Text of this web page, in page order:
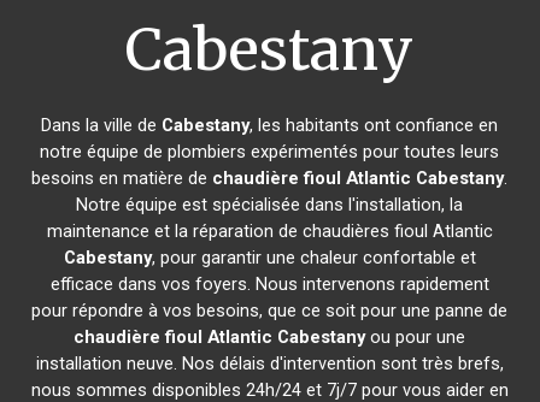
Cabestany
Dans la ville de Cabestany, les habitants ont confiance en
notre équipe de plombiers expérimentés pour toutes leurs
besoins en matière de chaudière fioul Atlantic Cabestany.
Notre équipe est spécialisée dans l'installation, la
maintenance et la réparation de chaudières fioul Atlantic
Cabestany, pour garantir une chaleur confortable et
efficace dans vos foyers. Nous intervenons rapidement
pour répondre à vos besoins, que ce soit pour une panne de
chaudière fioul Atlantic Cabestanyou pour une
installation neuve. Nos délais d'intervention sont très brefs,
nous sommes disponibles 24h/24 et 7j/7 pour vous aider en